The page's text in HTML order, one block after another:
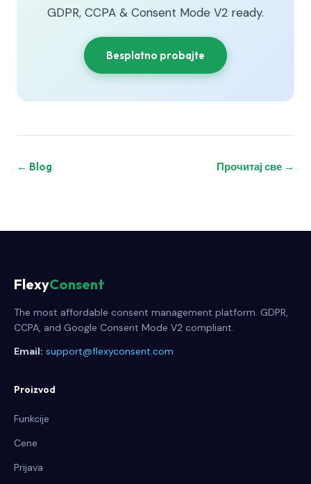
GDPR, CCPA & Consent Mode V2 ready.
Besplatno probajte
← Blog Прочитај све →
FlexyConsent
The most affordable consent management platform. GDPR,
CCPA, and Google Consent Mode V2 compliant.
Email: support@flexyconsent.com
Proizvod
Funkcije
Cene
Prijava